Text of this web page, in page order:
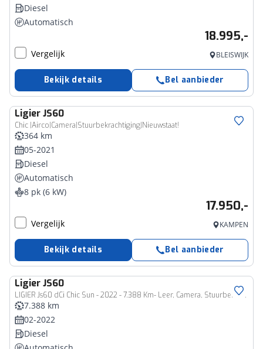
Diesel
Automatisch
18.995,-
Vergelijk BLEISWIJK
Bekijk details Bel aanbieder
LigierJS60
Chic |Airco|Camera|Stuurbekrachtiging|Nieuwstaat!
364 km
05-2021
Diesel
Automatisch
8 pk (6 kW)
17.950,-
Vergelijk KAMPEN
Bekijk details Bel aanbieder
LigierJS60
LIGIER Js60 dCi Chic Sun - 2022 - 7.388 Km- Leer, Camera, Stuurbekrachtiging
7.388 km
02-2022
Diesel